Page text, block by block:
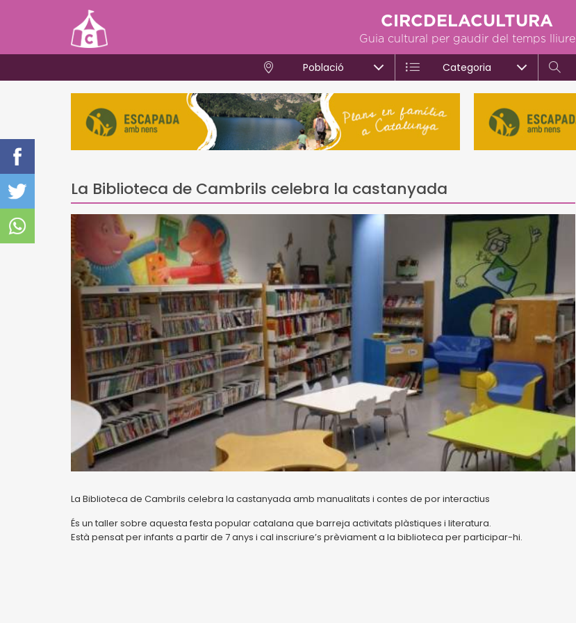
CIRCDELACULTURA
Guia cultural per gaudir del temps lliure
Població Categoria
La Biblioteca de Cambrils celebra la castanyada
La Biblioteca de Cambrils celebra la castanyada amb manualitats i contes de por interactius
És un taller sobre aquesta festa popular catalana que barreja activitats plàstiques i literatura.
Està pensat per infants a partir de 7 anys i cal inscriure’s prèviament a la biblioteca per participar-hi.